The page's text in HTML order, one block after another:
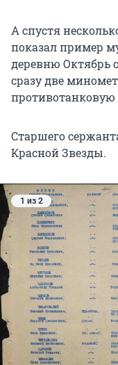
А спустя
показал пример
деревню Октябрь
сразу две
противотанковую
Старшего
Красной Звезды.
1 из 2